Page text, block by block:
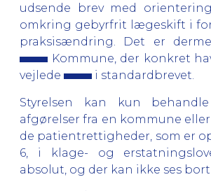
udsende brev med
omkring gebyrfrit lægeskift i
praksisændring. Det er
Kommune, der konkret
vejlede
i standardbrevet.
Styrelsen kan kun
afgørelser fra en kommune
de patientrettigheder, som er
6, i klage- og
absolut, og der kan ikke ses bort